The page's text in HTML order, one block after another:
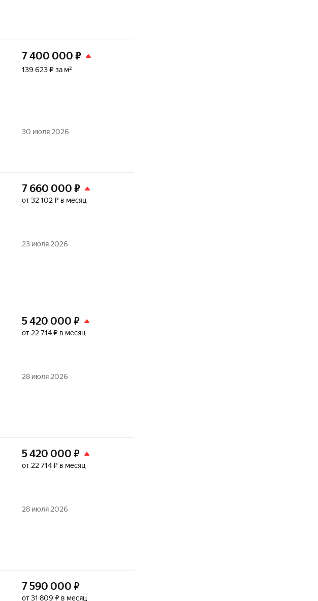
7 400 000 ₽
139 623 ₽ за м²
30 июля 2026
7 660 000 ₽
от 32 102 ₽ в месяц
23 июля 2026
5 420 000 ₽
от 22 714 ₽ в месяц
28 июля 2026
5 420 000 ₽
от 22 714 ₽ в месяц
28 июля 2026
7 590 000 ₽
от 31 809 ₽ в месяц